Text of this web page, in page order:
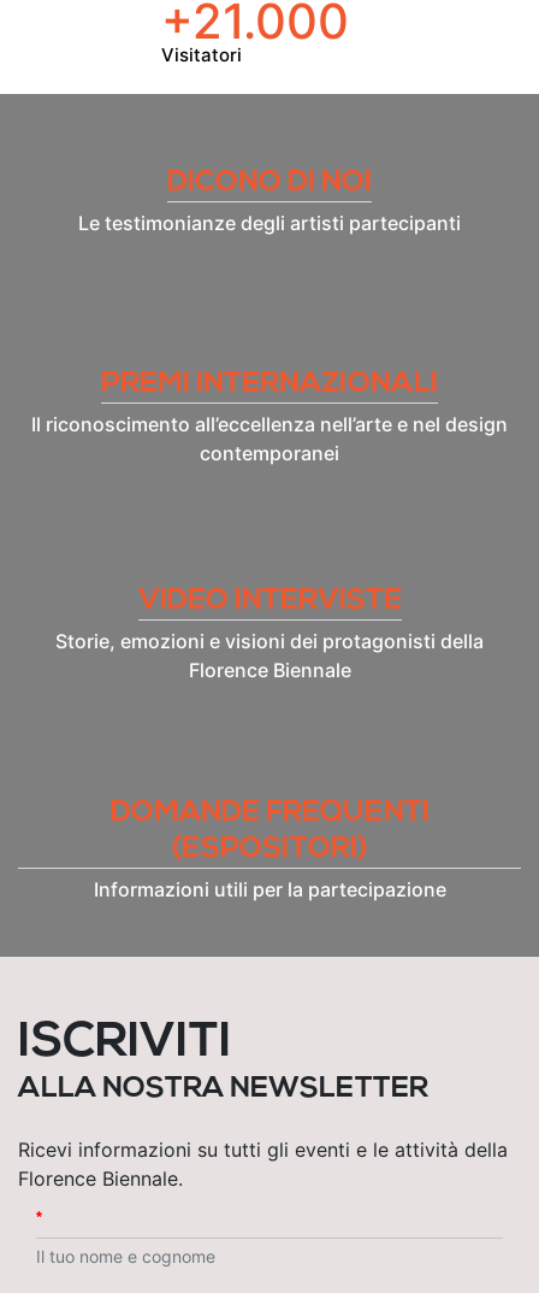
Visitatori
+21.000
DICONO DI NOI
Le testimonianze degli artisti partecipanti
PREMI INTERNAZIONALI
Il riconoscimento all’eccellenza nell’arte e nel design
contemporanei
VIDEO INTERVISTE
Storie, emozioni e visioni dei protagonisti della
Florence Biennale
DOMANDE FREQUENTI
(ESPOSITORI)
Informazioni utili per la partecipazione
ISCRIVITI
ALLA NOSTRA NEWSLETTER
Ricevi informazioni su tutti gli eventi e le attività della
Florence Biennale.
Obbligatorio
Il tuo nome e cognome